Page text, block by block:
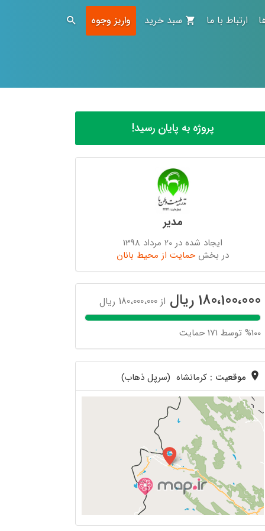
ارتباط با ما سبد خرید واریز وجوه
پروژه به پایان رسید!
مدیر
ایجاد شده در 20 مرداد 1398
در بخشحمایت از محیط بانان
180،100،000 ریال از 180،000،000 ریال
%100 توسط 171 حمایت
موقعیت : کرمانشاه (سرپل ذهاب)